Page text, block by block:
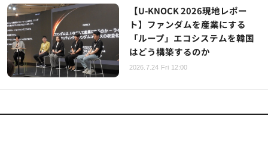
【U-KNOCK 2026現地レポー
ト】ファンダムを産業にする
「ループ」エコシステムを韓国
はどう構築するのか
2026.7.24 Fri 12:00